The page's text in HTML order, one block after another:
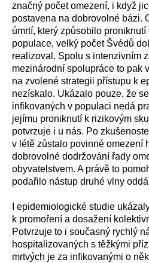
značný počet omezení, i když
postavena na dobrovolné bázi.
úmrtí, který způsobilo
populace, velký počet Švédů
realizoval. Spolu s intenzivním
mezinárodní spolupráce to pak
na zvolené strategii přístupu k
nezískalo. Ukázalo pouze, že
infikovaných v populaci nedá
jejímu proniknutí k rizikovým
potvrzuje i u nás. Po
v létě zůstalo povinné omezení
dobrovolné dodržování řady
obyvatelstvem. A právě to
podařilo nástup druhé vlny
I epidemiologické studie
k promoření a dosažení
Potvrzuje to i současný rychlý
hospitalizovaných s těžkými
mrtvých je za infikovanými o